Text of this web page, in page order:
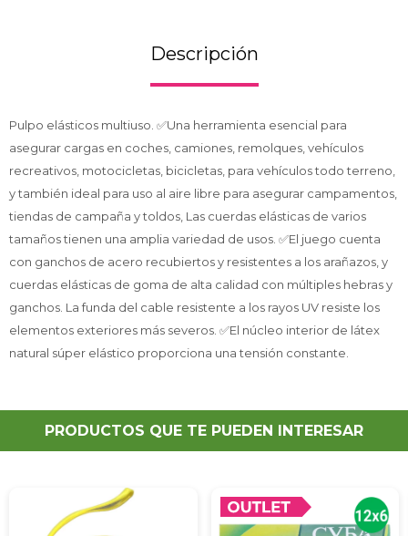
Descripción
Pulpo elásticos multiuso. ✅Una herramienta esencial para
asegurar cargas en coches, camiones, remolques, vehículos
recreativos, motocicletas, bicicletas, para vehículos todo terreno,
y también ideal para uso al aire libre para asegurar campamentos,
tiendas de campaña y toldos, Las cuerdas elásticas de varios
tamaños tienen una amplia variedad de usos. ✅El juego cuenta
con ganchos de acero recubiertos y resistentes a los arañazos, y
cuerdas elásticas de goma de alta calidad con múltiples hebras y
ganchos. La funda del cable resistente a los rayos UV resiste los
elementos exteriores más severos. ✅El núcleo interior de látex
natural súper elástico proporciona una tensión constante.
PRODUCTOS QUE TE PUEDEN INTERESAR